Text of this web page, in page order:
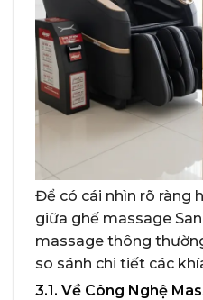
Để có cái nhìn rõ ràng
giữa ghế massage
massage thông
so sánh chi tiết các
3.1. Về Công Nghệ